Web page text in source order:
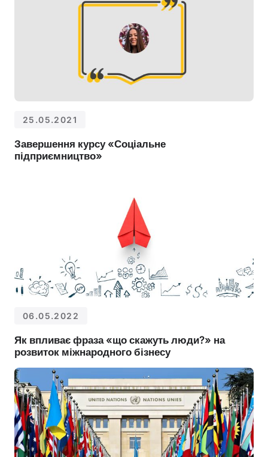
25.05.2021
Завершення курсу «Соціальне
підприємництво»
06.05.2022
Як впливає фраза «що скажуть люди?» на
розвиток міжнародного бізнесу